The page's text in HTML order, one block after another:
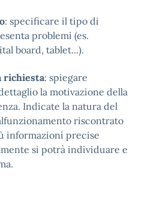
: specificare il tipo di
problemi (es.
board, tablet...).
richiesta: spiegare
la motivazione della
Indicate la natura del
riscontrato
informazioni precise
si potrà individuare e